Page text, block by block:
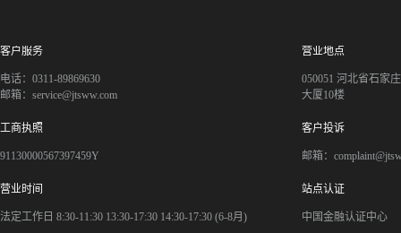
客户服务
电话：0311-89869630
邮箱：service@jtsww.com
营业地点
050051 河北省石家
大厦10楼
工商执照
91130000567397459Y
客户投诉
邮箱：
营业时间
法定工作日 8:30-11:30 13:30-17:30 14:30-17:30 (6-8月)
站点认证
中国金融认证中心